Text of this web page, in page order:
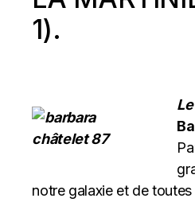
1).
notre galaxie et de toutes